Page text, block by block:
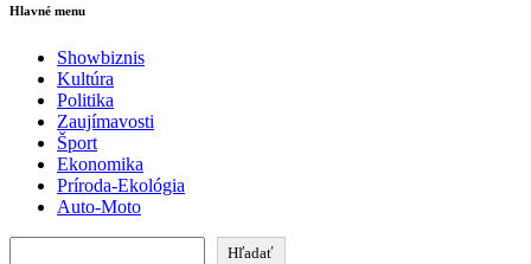
Hlavné menu
Showbiznis
Kultúra
Politika
Zaujímavosti
Šport
Ekonomika
Príroda-Ekológia
Auto-Moto
Hľadať